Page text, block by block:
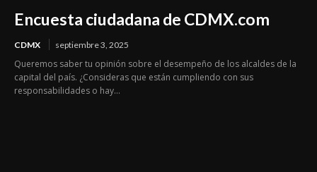
Encuesta ciudadana de CDMX.com
CDMX septiembre 3, 2025
Queremos saber tu opinión sobre el desempeño de los alcaldes de la
capital del país. ¿Consideras que están cumpliendo con sus
responsabilidades o hay...